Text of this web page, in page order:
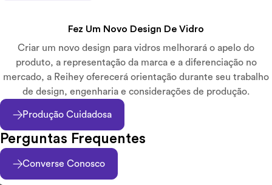
Fez Um Novo Design De Vidro
Criar um novo design para vidros melhorará o apelo do
produto, a representação da marca e a diferenciação no
mercado, a Reihey oferecerá orientação durante seu trabalho
de design, engenharia e considerações de produção.
Produção Cuidadosa
Perguntas Frequentes
Converse Conosco